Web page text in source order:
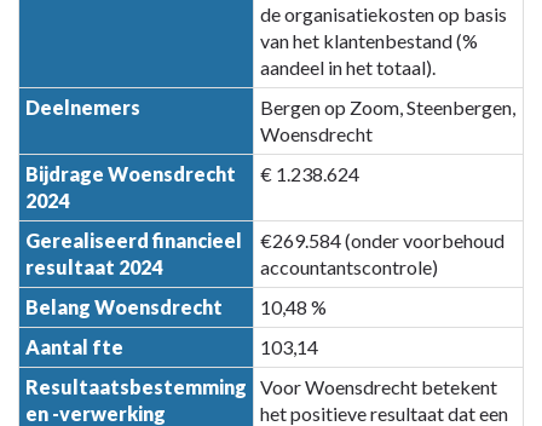
de organisatiekosten op basis
van het klantenbestand (%
aandeel in het totaal).
Deelnemers
Bergen op Zoom, Steenbergen,
Woensdrecht
Bijdrage Woensdrecht
2024
€ 1.238.624
Gerealiseerd financieel
resultaat 2024
€269.584 (onder voorbehoud
accountantscontrole)
Belang Woensdrecht
10,48 %
Aantal fte
103,14
Resultaatsbestemming
en -verwerking
Voor Woensdrecht betekent
het positieve resultaat dat een